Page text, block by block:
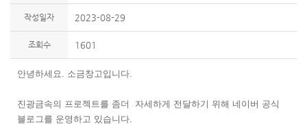
작성일자 2023-08-29
조회수 1601
안녕하세요. 소금창고입니다.
진광금속의 프로젝트를 좀더 자세하게 전달하기 위해 네이버 공식
블로그를 운영하고 있습니다.